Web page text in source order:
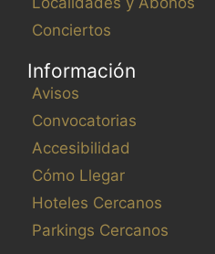
Conciertos
Información
Avisos
Convocatorias
Accesibilidad
Cómo Llegar
Hoteles Cercanos
Parkings Cercanos